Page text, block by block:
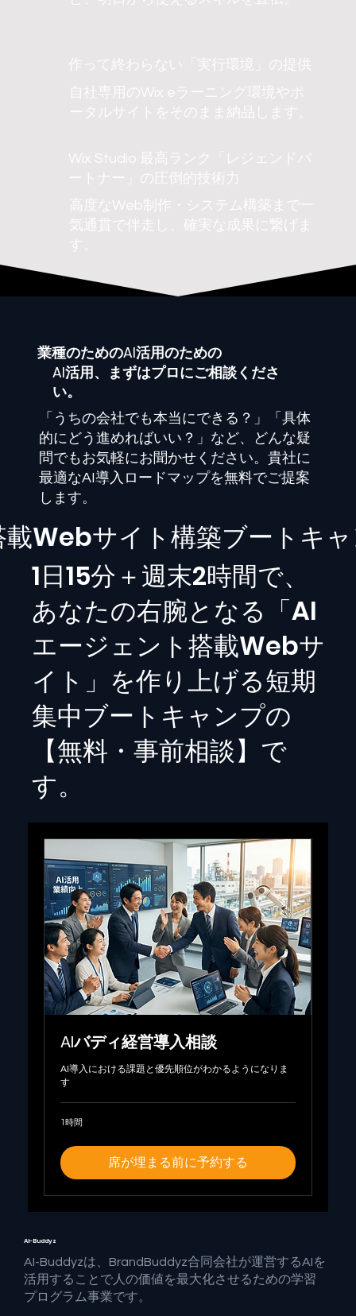
作って終わらない「実行環境」の提供
自社専用のWix eラーニング環境やポ
ータルサイトをそのまま納品します。
Wix Studio 最高ランク「レジェンドパ
ートナー」の圧倒的技術力
高度なWeb制作・システム構築まで一
気通貫で伴走し、確実な成果に繋げま
す。
業種のためのAI活用のための
AI活用、まずはプロにご相談くださ
い。
「うちの会社でも本当にできる？」「具体
的にどう進めればいい？」など、どんな疑
問でもお気軽にお聞かせください。貴社に
最適なAI導入ロードマップを無料でご提案
します。
Webサイト構築ブートキ
1日15分＋週末2時間で、
あなたの右腕となる「AI
エージェント搭載Webサ
イト」を作り上げる短期
集中ブートキャンプの
【無料・事前相談】で
す。
AIバディ経営導入相談
AI導入における課題と優先順位がわかるようになりま
す
1時間
席が埋まる前に予約する
AI-Buddyz
AI-Buddyzは、BrandBuddyz合同会社が運営するAIを
活用することで人の価値を最大化させるための学習
プログラム事業です。